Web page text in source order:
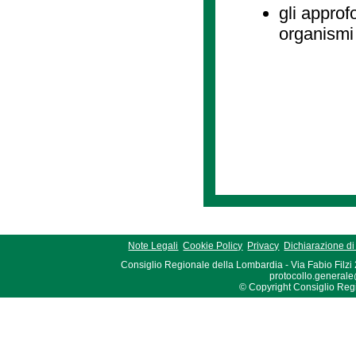
gli
Note Legali Cookie Policy Privacy Dichiarazione
Consiglio Regionale della Lombardia - Via Fabio Filzi
© Copyright Consiglio